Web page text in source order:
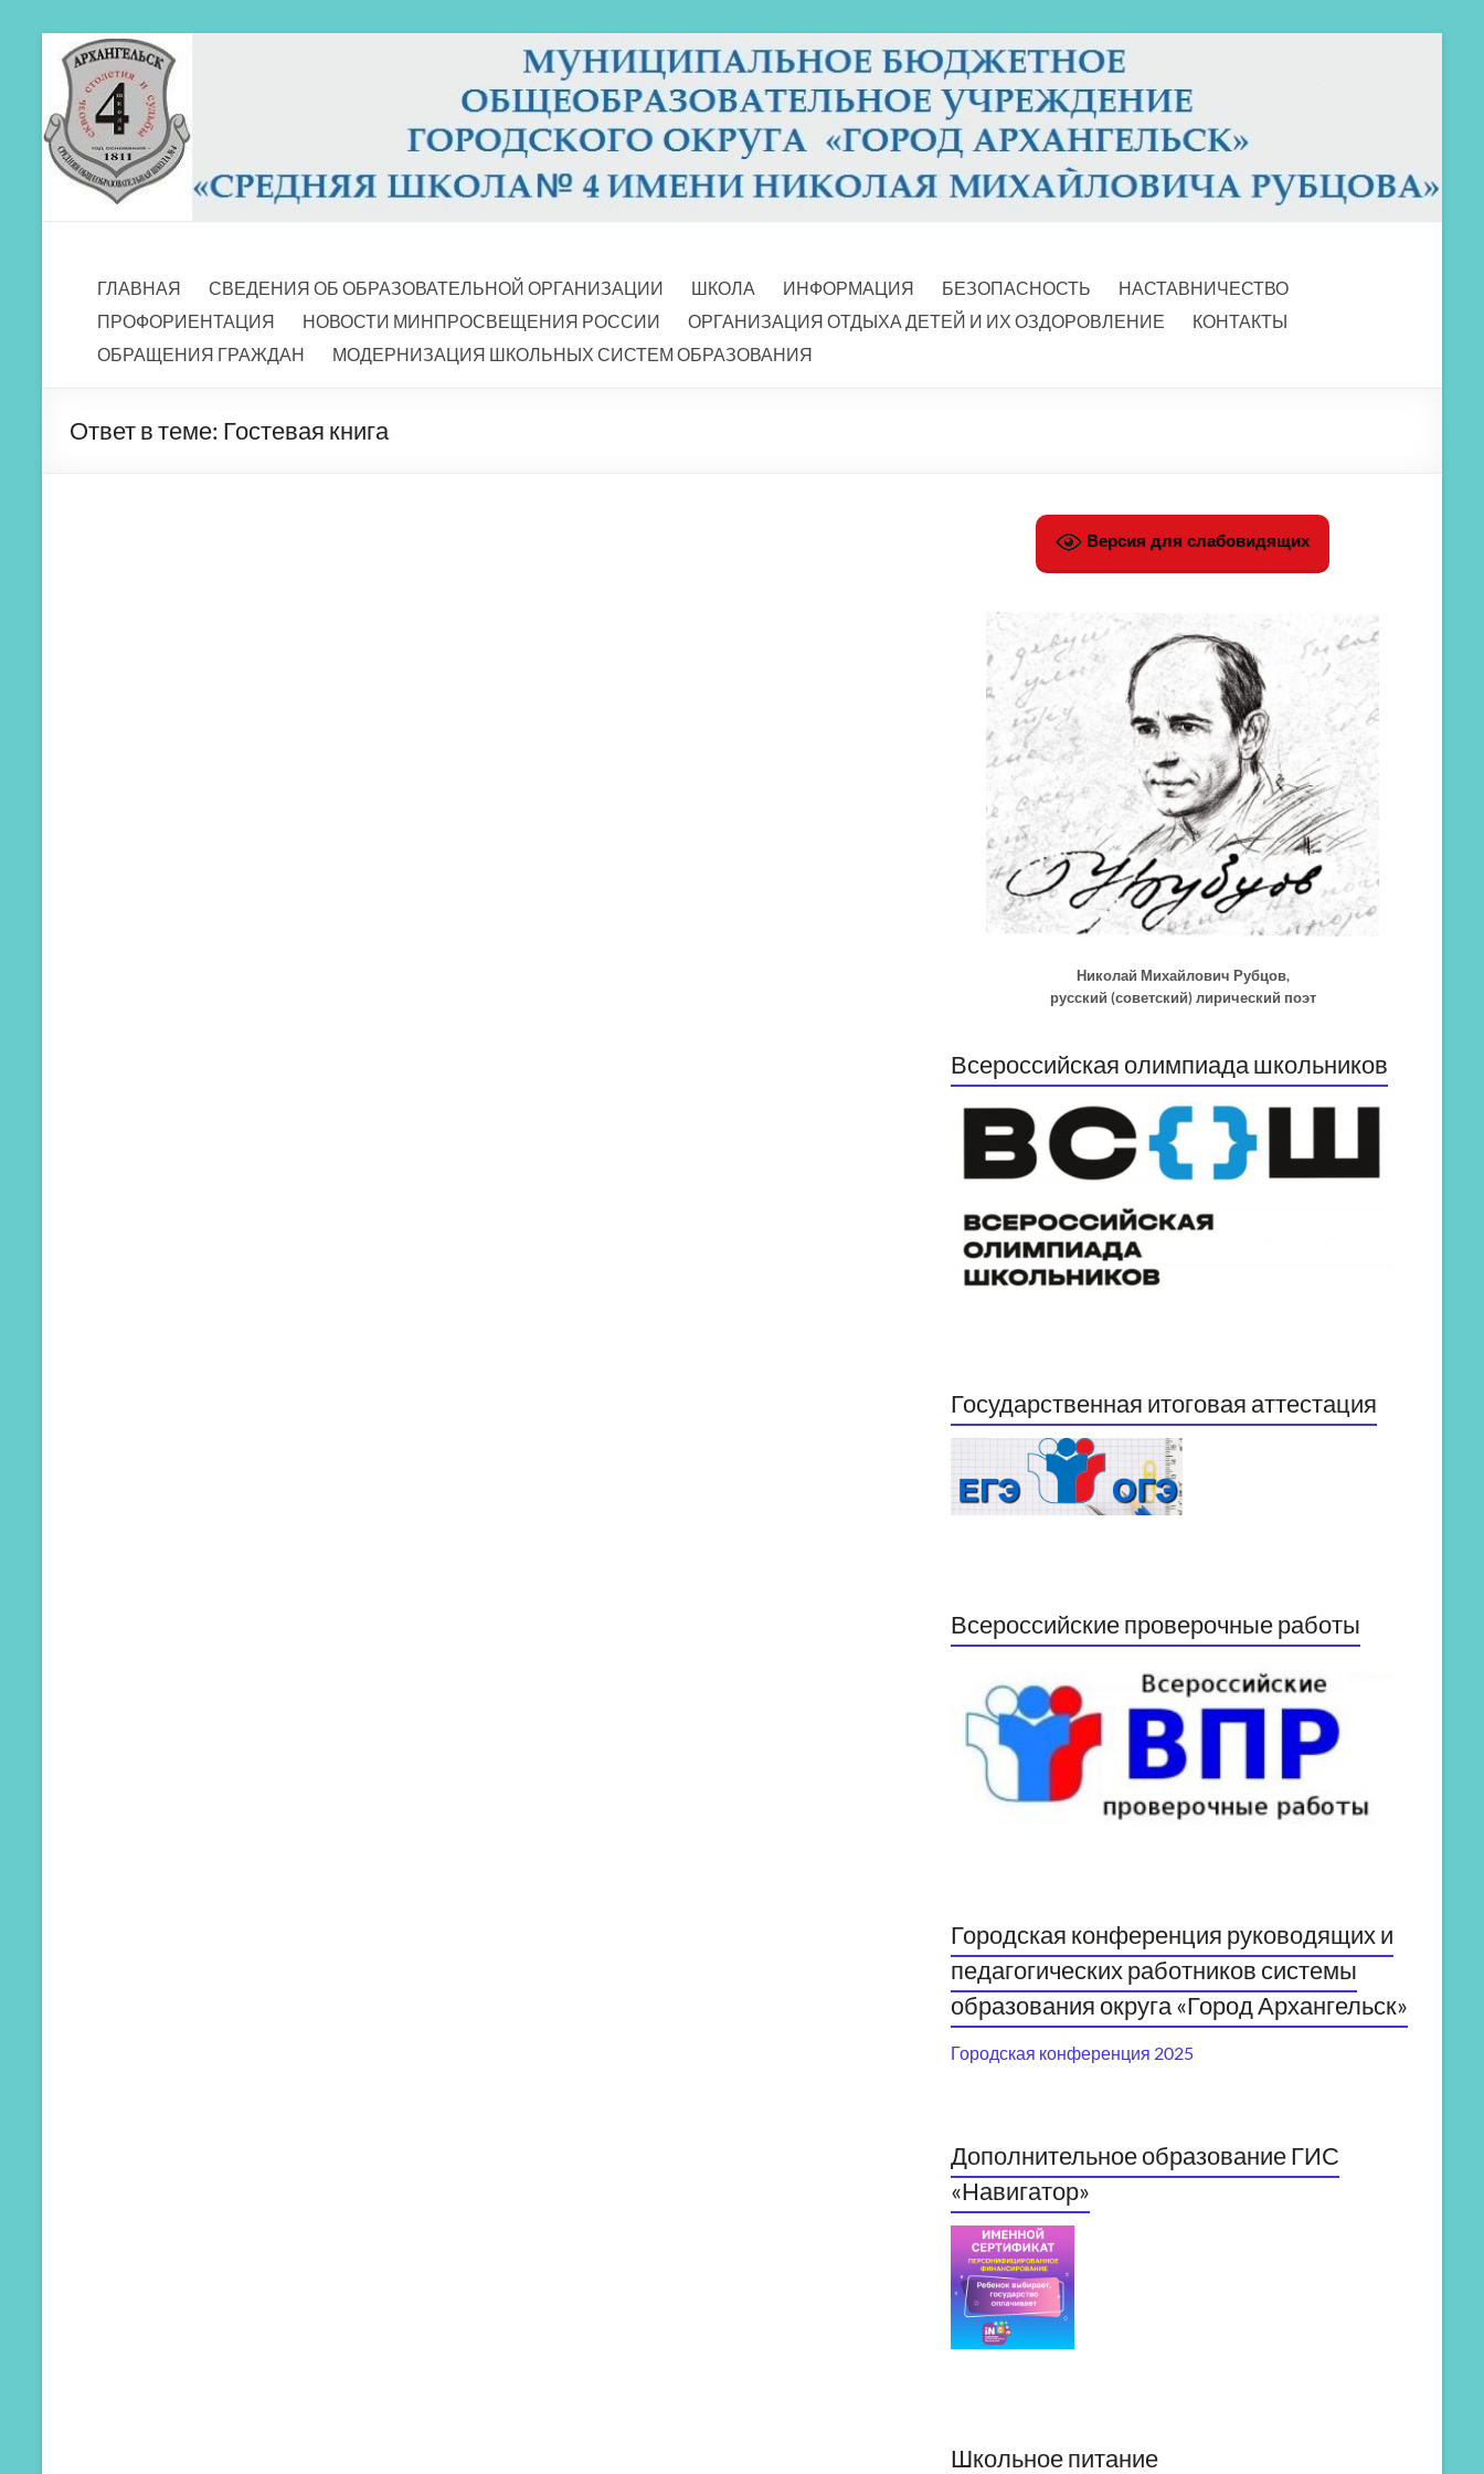
Перейти
содержимому
МБОУ СШ 4
ГЛАВНАЯ
СВЕДЕНИЯ ОБ ОБРАЗОВАТЕЛЬНОЙ ОРГАНИЗАЦИИ ШКОЛА ИНФОРМАЦИЯ БЕЗОПАСНОСТЬ
НАСТАВНИЧЕСТВО
ПРОФОРИЕНТАЦИЯ
НОВОСТИ МИНПРОСВЕЩЕНИЯ РОССИИ ОРГАНИЗАЦИЯ ОТДЫХА ДЕТЕЙ И ИХ ОЗДОРОВЛЕНИЕ
КОНТАКТЫ
ОБРАЩЕНИЯ ГРАЖДАН
МОДЕРНИЗАЦИЯ ШКОЛЬНЫХ СИСТЕМ ОБРАЗОВАНИЯ
Ответ в теме: Гостевая книга
Версия для слабовидящих
Николай Михайлович Рубцов,
русский (советский) лирический поэт
Всероссийская олимпиада школьников
Государственная итоговая аттестация
Всероссийские проверочные работы
Городская конференция руководящих и
педагогических работников системы
образования округа «Город Архангельск»
Городская конференция 2025
Дополнительное образование ГИС
«Навигатор»
Школьное питание